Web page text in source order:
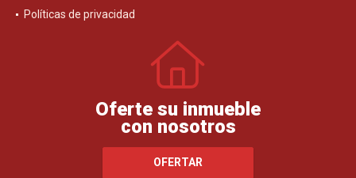
Políticas de privacidad
Oferte su inmueble
con nosotros
OFERTAR